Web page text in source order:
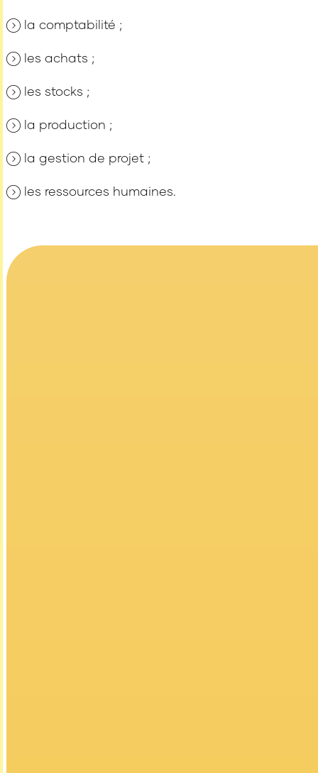
la comptabilité ;
les achats ;
les stocks ;
la production ;
la gestion de projet ;
les ressources humaines.